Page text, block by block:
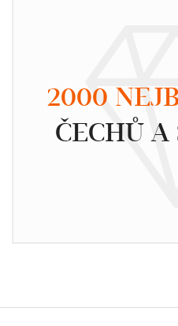
2000
ČECHŮ